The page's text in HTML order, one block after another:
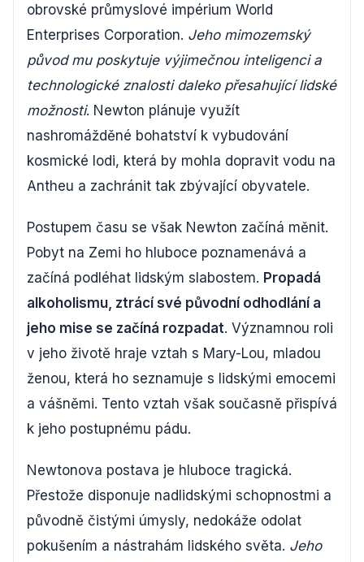
obrovské průmyslové impérium World
Enterprises Corporation. Jeho mimozemský
původ mu poskytuje výjimečnou inteligenci a
technologické znalosti daleko přesahující lidské
možnosti. Newton plánuje využít
nashromážděné bohatství k vybudování
kosmické lodi, která by mohla dopravit vodu na
Antheu a zachránit tak zbývající obyvatele.
Postupem času se však Newton začíná měnit.
Pobyt na Zemi ho hluboce poznamenává a
začíná podléhat lidským slabostem. Propadá
alkoholismu, ztrácí své původní odhodlání a
jeho mise se začíná rozpadat. Významnou roli
v jeho životě hraje vztah s Mary-Lou, mladou
ženou, která ho seznamuje s lidskými emocemi
a vášněmi. Tento vztah však současně přispívá
k jeho postupnému pádu.
Newtonova postava je hluboce tragická.
Přestože disponuje nadlidskými schopnostmi a
původně čistými úmysly, nedokáže odolat
pokušením a nástrahám lidského světa. Jeho